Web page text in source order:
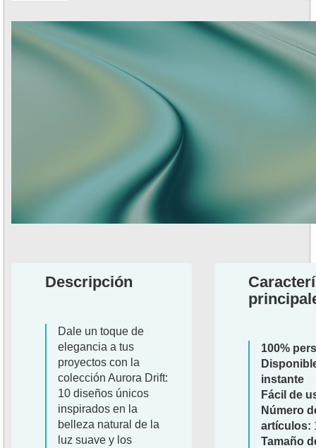
Descripción
Dale un toque de
elegancia a tus
proyectos con la
colección Aurora Drift:
10 diseños únicos
inspirados en la
belleza natural de la
luz suave y los
100%
instante
Fácil de
Número
artículos:
Tamaño